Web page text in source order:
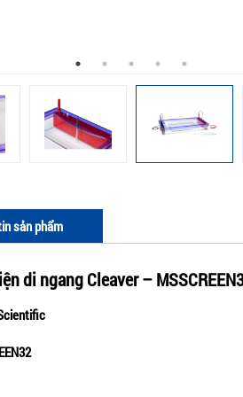
sản phẩm
di ngang Cleaver –